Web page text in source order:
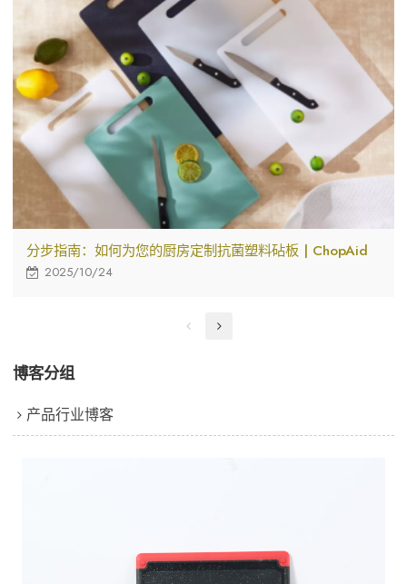
分步指南：如何为您的厨房定制抗菌塑料砧板 | ChopAid
2025/10/24
博客分组
产品行业博客